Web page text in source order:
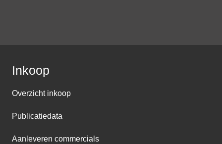
Inkoop
Overzicht inkoop
Publicatiedata
Aanleveren commercials